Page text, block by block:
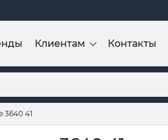
Клиентам Контакты
3640 41